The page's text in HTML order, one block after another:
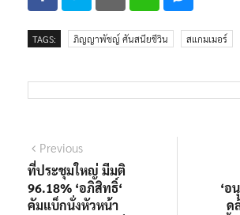
TAGS: ภิญญาพัชญ์ ศันสนียชีวิน สแกมเมอร์
แนะแนว
เรื่อง
PreviousPrevious
post:
ที่ประชุมใหญ่ มีมติ
96.18% ‘อภิสิทธิ์‘
คัมแบ็กนั่งหัวหน้า
‘อ
ด